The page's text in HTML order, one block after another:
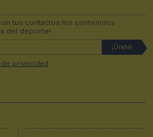
tus contactos los contenidos
del deporte!
privacidad .